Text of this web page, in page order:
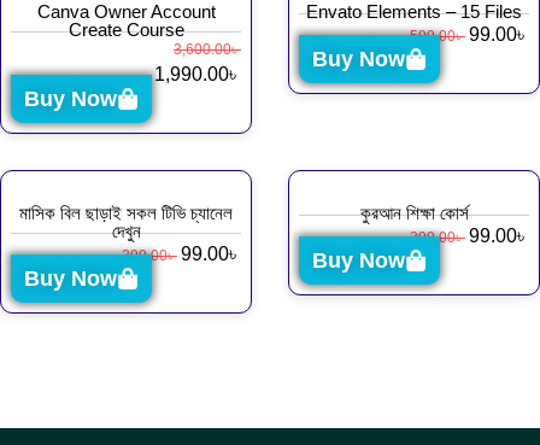
Canva Owner Account
Create Course
3,600.00৳
1,990.00৳
Buy Now
Envato Elements – 15 Files
599.00৳ 99.00৳
Buy Now
মাসিক বিল ছাড়াই সকল টিভি চ্যানেল
দেখুন
299.00৳ 99.00৳
Buy Now
কুরআন শিক্ষা কোর্স
399.00৳ 99.00৳
Buy Now